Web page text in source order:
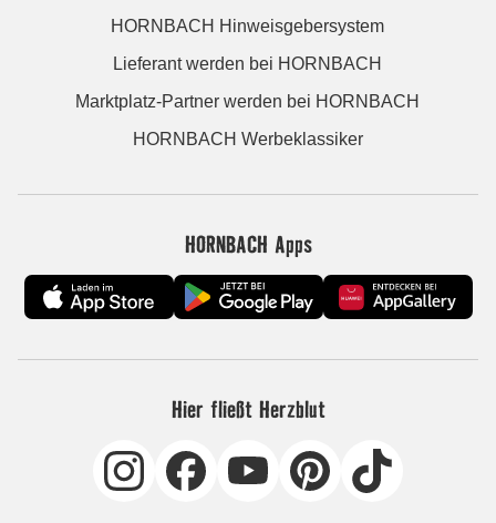
HORNBACH Hinweisgebersystem
Lieferant werden bei HORNBACH
Marktplatz-Partner werden bei HORNBACH
HORNBACH Werbeklassiker
HORNBACH Apps
Hier fließt Herzblut